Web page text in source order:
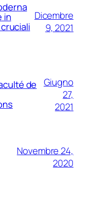
in
Dicembre
9, 2021
de
Giugno
27,
2021
Novembre 24,
2020